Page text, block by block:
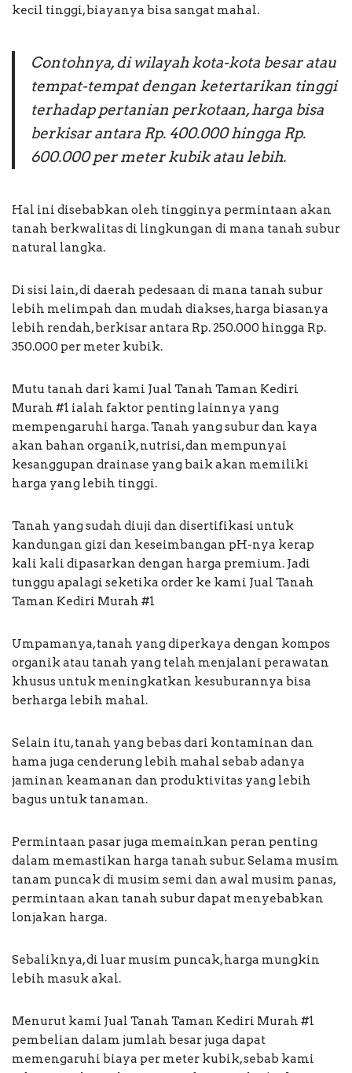
kecil tinggi, biayanya bisa sangat mahal.
Contohnya, di wilayah kota-kota besar atau
tempat-tempat dengan ketertarikan tinggi
terhadap pertanian perkotaan, harga bisa
berkisar antara Rp. 400.000 hingga Rp.
600.000 per meter kubik atau lebih.
Hal ini disebabkan oleh tingginya permintaan akan
tanah berkwalitas di lingkungan di mana tanah subur
natural langka.
Di sisi lain, di daerah pedesaan di mana tanah subur
lebih melimpah dan mudah diakses, harga biasanya
lebih rendah, berkisar antara Rp. 250.000 hingga Rp.
350.000 per meter kubik.
Mutu tanah dari kami Jual Tanah Taman Kediri
Murah #1 ialah faktor penting lainnya yang
mempengaruhi harga. Tanah yang subur dan kaya
akan bahan organik, nutrisi, dan mempunyai
kesanggupan drainase yang baik akan memiliki
harga yang lebih tinggi.
Tanah yang sudah diuji dan disertifikasi untuk
kandungan gizi dan keseimbangan pH-nya kerap
kali kali dipasarkan dengan harga premium. Jadi
tunggu apalagi seketika order ke kami Jual Tanah
Taman Kediri Murah #1
Umpamanya, tanah yang diperkaya dengan kompos
organik atau tanah yang telah menjalani perawatan
khusus untuk meningkatkan kesuburannya bisa
berharga lebih mahal.
Selain itu, tanah yang bebas dari kontaminan dan
hama juga cenderung lebih mahal sebab adanya
jaminan keamanan dan produktivitas yang lebih
bagus untuk tanaman.
Permintaan pasar juga memainkan peran penting
dalam memastikan harga tanah subur. Selama musim
tanam puncak di musim semi dan awal musim panas,
permintaan akan tanah subur dapat menyebabkan
lonjakan harga.
Sebaliknya, di luar musim puncak, harga mungkin
lebih masuk akal.
Menurut kami Jual Tanah Taman Kediri Murah #1
pembelian dalam jumlah besar juga dapat
memengaruhi biaya per meter kubik, sebab kami